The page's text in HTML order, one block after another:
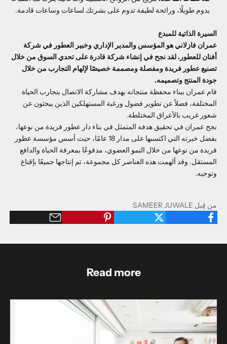
يدوم طويلًا، ورائحة لطيفة تدوم على بشرتك لساعات وساعات قادمة.
السيرة الذاتية للمبدع
عمران فازلاني هو المؤسس والمدير الإداري وخبير العطور في شركة
أفنان للعطور. لقد نجح في إنشاء شركة قادرة على تحدي السوق من خلال
تصنيع عطور فريدة ومفصلة ومصممة خصيصًا لإلهام التجارب من خلال
جودة المنتج وتصميمه.
قام عمران ببناء محفظة منتجاته بهدف مشاركة الاتصال بتجارب الحياة
المختلفة، فضلاً عن تطوير فضول ورغبة المستهلكين الذين يبحثون عن
شعور غريب بالأعراق المختلطة.
نجح عمران في تحقيق هدفه المتمثل في بناء دار عطور فريدة من نوعها،
بفضل خبرته التي اكتسبها على مدار 18 عامًا، حيث أسس مؤسسة عطور
فريدة من نوعها من خلال النمو العضوي، مدفوعًا بمعرفة الحياة والدافع
المستقل. وقد ألهمت هذه العناصر كل مجموعة، تم إنتاجها جميعًا بإقناع
وتوجيه.
من قِبل SAMEER JUWALE
Read more